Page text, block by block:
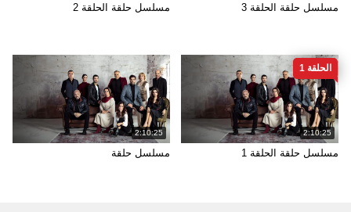
مسلسل حلقة الحلقة 3 مسلسل حلقة الحلقة 2
2:10:25
الحلقة 1
مسلسل حلقة الحلقة 1
2:10:25
مسلسل حلقة